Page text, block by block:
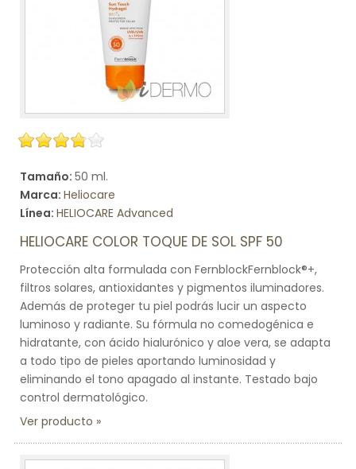
Tamaño: 50 ml.
Marca: Heliocare
Línea: HELIOCARE Advanced
HELIOCARE COLOR TOQUE DE SOL SPF 50
Protección alta formulada con FernblockFernblock®+,
filtros solares, antioxidantes y pigmentos iluminadores.
Además de proteger tu piel podrás lucir un aspecto
luminoso y radiante. Su fórmula no comedogénica e
hidratante, con ácido hialurónico y aloe vera, se adapta
a todo tipo de pieles aportando luminosidad y
eliminando el tono apagado al instante. Testado bajo
control dermatológico.
Ver producto